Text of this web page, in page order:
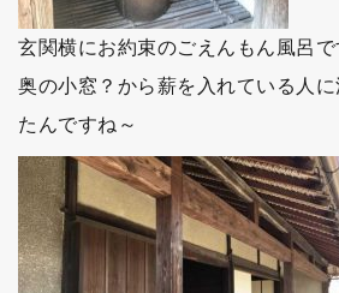
玄関横にお約束のごえんもん風呂で
奥の小窓？から薪を入れている人
たんですね～